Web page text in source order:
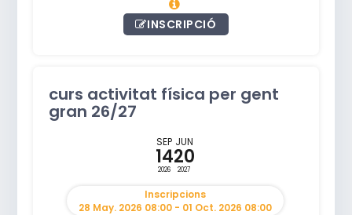
INSCRIPCIÓ
curs activitat física per gent
gran 26/27
SEP
14
2026
JUN
20
2027
Inscripcions
28 May. 2026 08:00 - 01 Oct. 2026 08:00